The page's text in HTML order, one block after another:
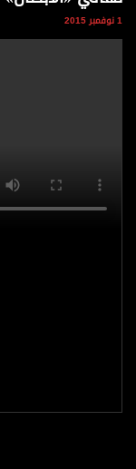
الترفيه
تغطيات
برامج
1 نوفمبر 2015